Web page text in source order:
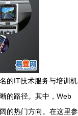
的IT技术服务与培训机
的路径。其中，Web
的热门方向。在这里参